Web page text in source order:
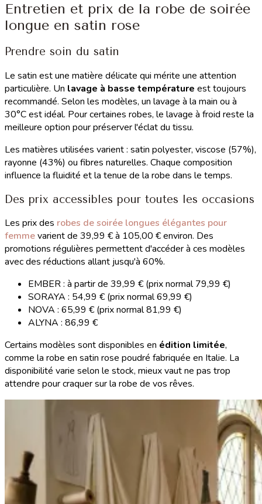
Entretien et prix de la robe de soirée
longue en satin rose
Prendre soin du satin
Le satin est une matière délicate qui mérite une attention
particulière. Un lavage à basse température est toujours
recommandé. Selon les modèles, un lavage à la main ou à
30°C est idéal. Pour certaines robes, le lavage à froid reste la
meilleure option pour préserver l'éclat du tissu.
Les matières utilisées varient : satin polyester, viscose (57%),
rayonne (43%) ou fibres naturelles. Chaque composition
influence la fluidité et la tenue de la robe dans le temps.
Des prix accessibles pour toutes les occasions
Les prix des robes de soirée longues élégantes pour
femmevarient de 39,99 € à 105,00 € environ. Des
promotions régulières permettent d'accéder à ces modèles
avec des réductions allant jusqu'à 60%.
EMBER : à partir de 39,99 € (prix normal 79,99 €)
SORAYA : 54,99 € (prix normal 69,99 €)
NOVA : 65,99 € (prix normal 81,99 €)
ALYNA : 86,99 €
Certains modèles sont disponibles en édition limitée,
comme la robe en satin rose poudré fabriquée en Italie. La
disponibilité varie selon le stock, mieux vaut ne pas trop
attendre pour craquer sur la robe de vos rêves.